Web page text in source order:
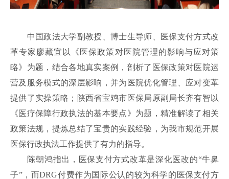
中国政法大学副教授、博士生导师、医保支付方式改
革专家廖藏宜以《医保政策对医院管理的影响与应对策
略》为题，结合各地真实案例，剖析了医保政策对医院运
营及服务模式的深层影响，并为医院优化管理、应对变革
提供了实操策略；陕西省宝鸡市医保局原副局长齐有智以
《医疗保障行政执法的基本要点》为题，精准解读了相关
政策法规，提炼总结了宝贵的实践经验，为我市规范开展
医保行政执法工作提供了有力的指导。
陈朝鸿指出，医保支付方式改革是深化医改的“牛鼻
子”，而DRG付费作为国际公认的较为科学的医保支付方